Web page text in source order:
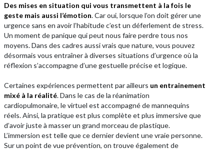
Des mises en situation qui vous transmettent à la fois le
geste mais aussi l’émotion. Car oui, lorsque l’on doit gérer une
urgence sans en avoir l’habitude c’est un déferlement de stress.
Un moment de panique qui peut nous faire perdre tous nos
moyens. Dans des cadres aussi vrais que nature, vous pouvez
désormais vous entraîner à diverses situations d’urgence où la
réflexion s’accompagne d’une gestuelle précise et logique.
Certaines expériences permettent par ailleurs un entrainement
mixé à la réalité. Dans le cas de la réanimation
cardiopulmonaire, le virtuel est accompagné de mannequins
réels. Ainsi, la pratique est plus complète et plus immersive que
d’avoir juste à masser un grand morceau de plastique.
L’immersion est telle que ce dernier devient une vraie personne.
Sur un point de vue prévention, on trouve également de